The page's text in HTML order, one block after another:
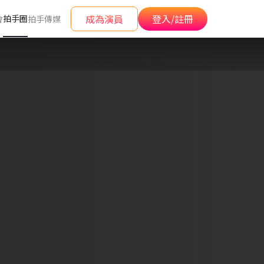
拍手圈拍手傳媒 成為演員 登入/註冊